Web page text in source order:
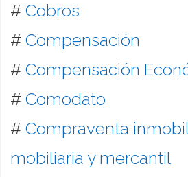
# Cobros
# Compensación
# Compensación
# Comodato
# Compraventa
mobiliaria y mercantil